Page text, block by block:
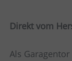
Direkt vom
Als